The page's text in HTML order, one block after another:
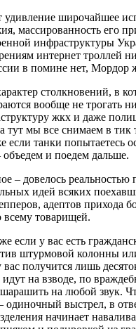
широчайшее
массированность его
инфраструктуры
интернет троллей
в помине нет, Мордор
столкновений, в
вообще не трогать
жкх и даже
тут мы все снимаем в тик
если танки попытаетесь
объедем и поедем дальше.
– довелось реальностью
идей всяких
адептов прихода
всему товарищей.
если у вас есть
штурмовой колонны
получится лишь
на взводе, по
на любой звук.
одиночный выстрел, в
начинает